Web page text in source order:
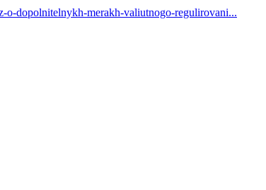
o-dopolnitelnykh-merakh-valiutnogo-regulirovani...